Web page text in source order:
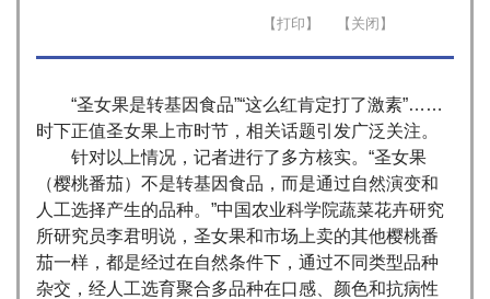
“圣女果是转基因食品”“这么红肯定打了激素”……
时下正值圣女果上市时节，相关话题引发广泛关注。
针对以上情况，记者进行了多方核实。“圣女果
（樱桃番茄）不是转基因食品，而是通过自然演变和
人工选择产生的品种。”中国农业科学院蔬菜花卉研究
所研究员李君明说，圣女果和市场上卖的其他樱桃番
茄一样，都是经过在自然条件下，通过不同类型品种
杂交，经人工选育聚合多品种在口感、颜色和抗病性